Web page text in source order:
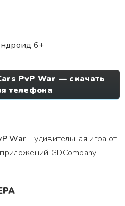
6+
PvP War — скачать
телефона
War - удивительная игра от
GDCompany.